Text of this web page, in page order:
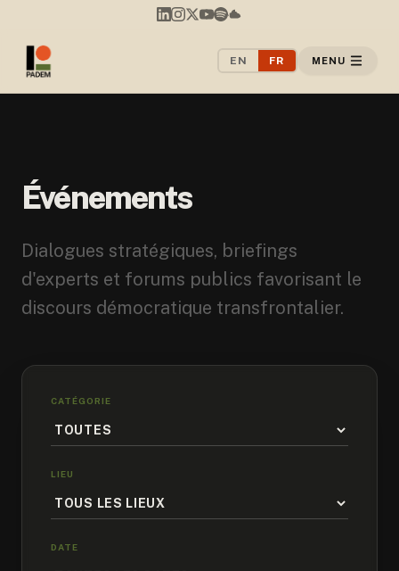
EN FR MENU
Événements
Dialogues stratégiques, briefings
d'experts et forums publics favorisant le
discours démocratique transfrontalier.
CATÉGORIE
LIEU
DATE